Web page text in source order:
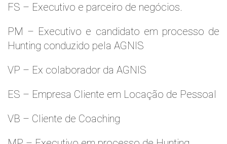
FS – Executivo e parceiro de negócios.
PM – Executivo e candidato em processo de
Hunting conduzido pela AGNIS
VP – Ex colaborador da AGNIS
ES – Empresa Cliente em Locação de Pessoal
VB – Cliente de Coaching